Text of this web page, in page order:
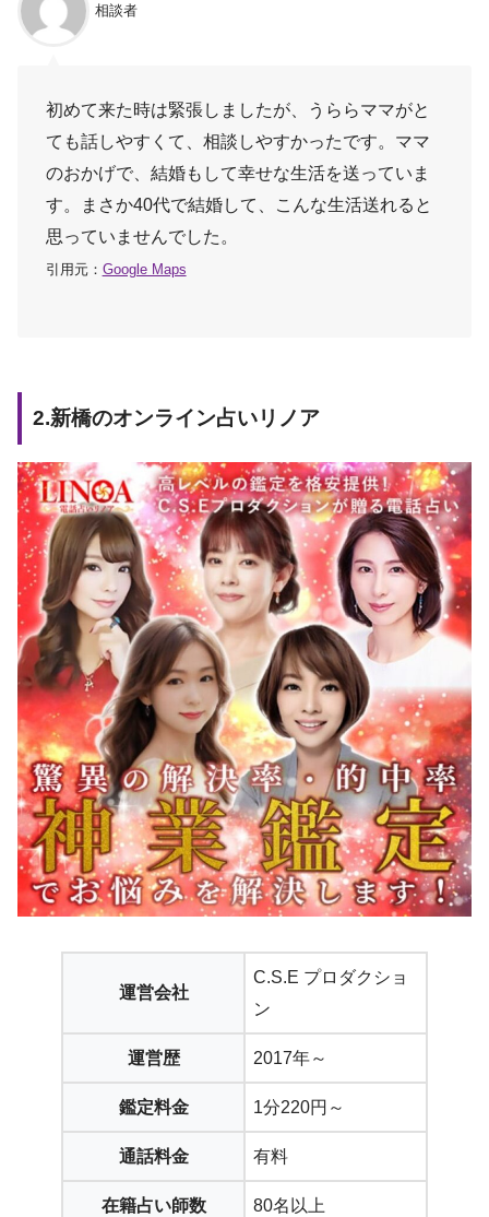
相談者
初めて来た時は緊張しましたが、うららママがと
ても話しやすくて、相談しやすかったです。ママ
のおかげで、結婚もして幸せな生活を送っていま
す。まさか40代で結婚して、こんな生活送れると
思っていませんでした。
引用元： Google Maps
2.新橋のオンライン占いリノア
運営会社
C.S.E プロダクショ
ン
運営歴 2017年～
鑑定料金 1分220円～
通話料金 有料
在籍占い師数 80名以上